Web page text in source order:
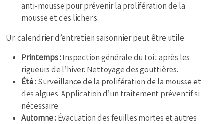
anti-mousse pour prévenir la prolifération de la
mousse et des lichens.
Un calendrier d’entretien saisonnier peut être utile :
Printemps :Inspection générale du toit après les
rigueurs de l’hiver. Nettoyage des gouttières.
Été :Surveillance de la prolifération de la mousse et
des algues. Application d’un traitement préventif si
nécessaire.
Automne :Évacuation des feuilles mortes et autres